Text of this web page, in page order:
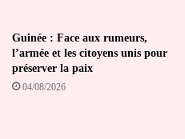
Guinée : Face aux rumeurs,
l’armée et les citoyens unis pour
préserver la paix
04/08/2026